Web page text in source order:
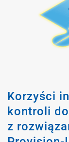
Korzyści
kontroli
z